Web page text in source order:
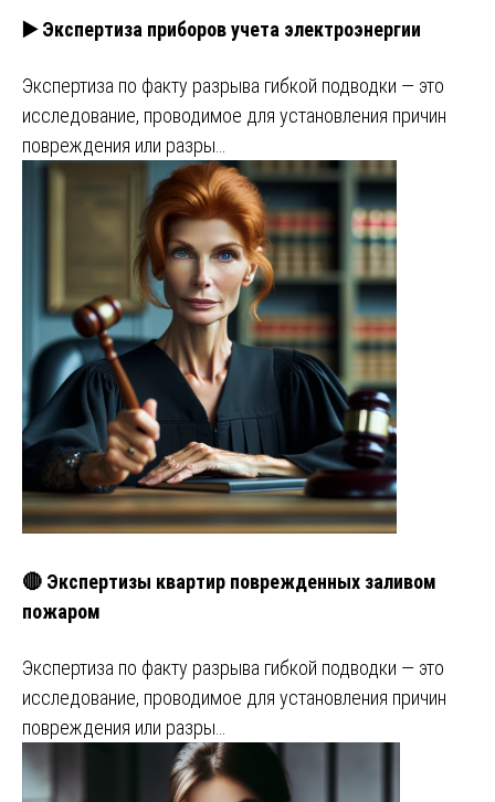
▶️ Экспертиза приборов учета электроэнергии
Экспертиза по факту разрыва гибкой подводки — это
исследование, проводимое для установления причин
повреждения или разры…
🔴 Экспертизы квартир поврежденных заливом
пожаром
Экспертиза по факту разрыва гибкой подводки — это
исследование, проводимое для установления причин
повреждения или разры…